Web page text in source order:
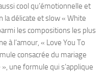
cool qu’émotionnelle et
la délicate et slow « White
les compositions les plus
à l’amour, « Love You To
consacrée du mariage
une formule qui s’applique